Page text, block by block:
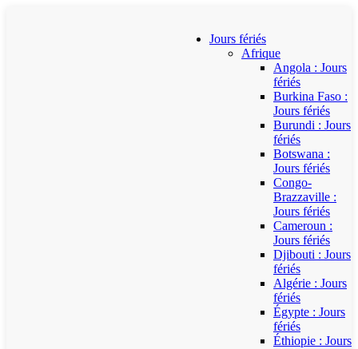
Jours fériés
Afrique
Angola : Jours
fériés
Burkina Faso :
Jours fériés
Burundi : Jours
fériés
Botswana :
Jours fériés
Congo-
Brazzaville :
Jours fériés
Cameroun :
Jours fériés
Djibouti : Jours
fériés
Algérie : Jours
fériés
Égypte : Jours
fériés
Éthiopie : Jours